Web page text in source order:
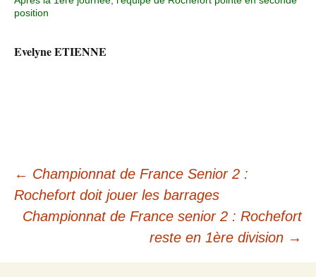
position
Evelyne ETIENNE
← Championnat de France Senior 2 :
Rochefort doit jouer les barrages
Championnat de France senior 2 : Rochefort
reste en 1ère division →